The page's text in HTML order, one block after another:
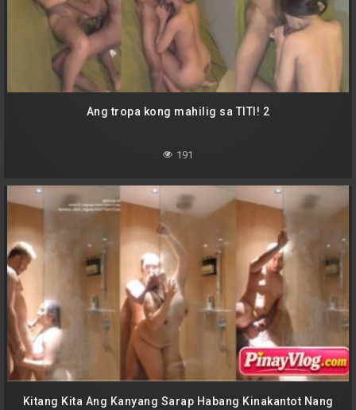
Ang tropa kong mahilig sa TITI! 2
191
Kitang Kita Ang Kanyang Sarap Habang Kinakantot Nang